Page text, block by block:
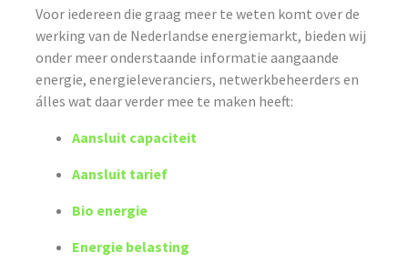
Voor iedereen die graag meer te weten komt over de
werking van de Nederlandse energiemarkt, bieden wij
onder meer onderstaande informatie aangaande
energie, energieleveranciers, netwerkbeheerders en
álles wat daar verder mee te maken heeft:
Aansluit capaciteit
Aansluit tarief
Bio energie
Energie belasting